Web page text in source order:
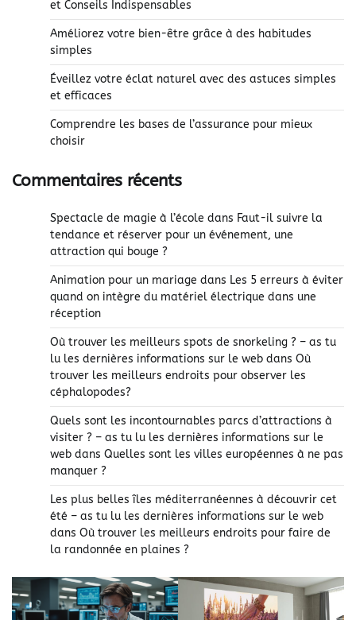
et Conseils Indispensables
Améliorez votre bien-être grâce à des habitudes
simples
Éveillez votre éclat naturel avec des astuces simples
et efficaces
Comprendre les bases de l’assurance pour mieux
choisir
Commentaires récents
Spectacle de magie à l’école dans Faut-il suivre la
tendance et réserver pour un événement, une
attraction qui bouge ?
Animation pour un mariage dans Les 5 erreurs à éviter
quand on intègre du matériel électrique dans une
réception
Où trouver les meilleurs spots de snorkeling ? – as tu
lu les dernières informations sur le web dans Où
trouver les meilleurs endroits pour observer les
céphalopodes?
Quels sont les incontournables parcs d’attractions à
visiter ? – as tu lu les dernières informations sur le
web dans Quelles sont les villes européennes à ne pas
manquer ?
Les plus belles îles méditerranéennes à découvrir cet
été – as tu lu les dernières informations sur le web
dans Où trouver les meilleurs endroits pour faire de
la randonnée en plaines ?